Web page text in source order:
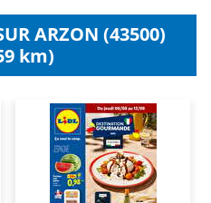
ARZON (43500)
km)